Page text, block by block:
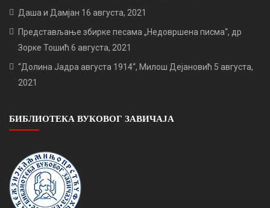
Даша и Дамјан 16 августа, 2021
Представљање збирке песама „Недовршена писма“, др
Зорке Тошић 6 августа, 2021
“Долина Јадра августа 1914“, Милош Дејановић 5 августа,
2021
БИБЛИОТЕКА ВУКОВОГ ЗАВИЧАЈА